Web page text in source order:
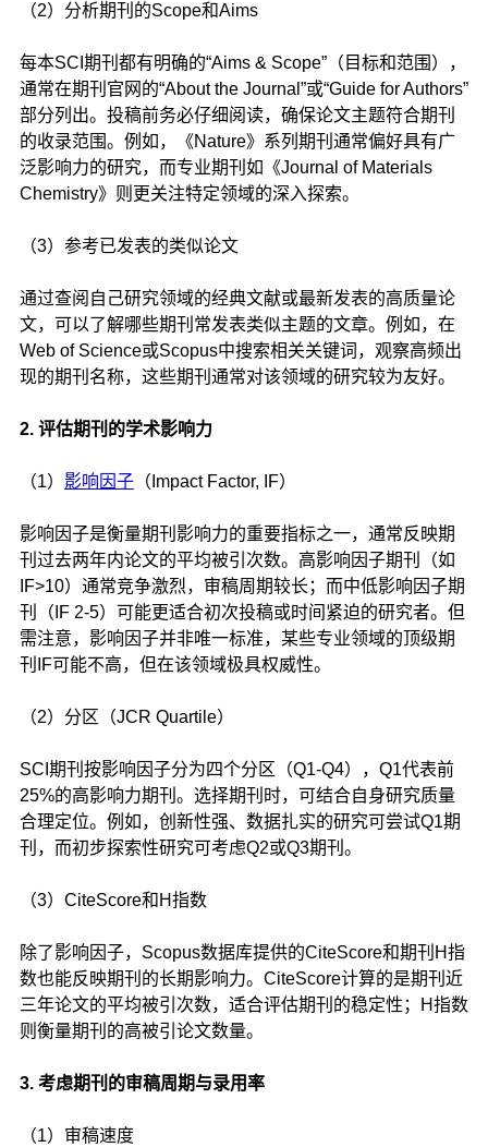
（2）分析期刊的Scope和Aims
每本SCI期刊都有明确的“Aims & Scope”（目标和范围），
通常在期刊官网的“About the Journal”或“Guide for Authors”
部分列出。投稿前务必仔细阅读，确保论文主题符合期刊
的收录范围。例如，《Nature》系列期刊通常偏好具有广
泛影响力的研究，而专业期刊如《Journal of Materials
Chemistry》则更关注特定领域的深入探索。
（3）参考已发表的类似论文
通过查阅自己研究领域的经典文献或最新发表的高质量论
文，可以了解哪些期刊常发表类似主题的文章。例如，在
Web of Science或Scopus中搜索相关关键词，观察高频出
现的期刊名称，这些期刊通常对该领域的研究较为友好。
2. 评估期刊的学术影响力
（1） 影响因子（Impact Factor, IF）
影响因子是衡量期刊影响力的重要指标之一，通常反映期
刊过去两年内论文的平均被引次数。高影响因子期刊（如
IF>10）通常竞争激烈，审稿周期较长；而中低影响因子期
刊（IF 2-5）可能更适合初次投稿或时间紧迫的研究者。但
需注意，影响因子并非唯一标准，某些专业领域的顶级期
刊IF可能不高，但在该领域极具权威性。
（2）分区（JCR Quartile）
SCI期刊按影响因子分为四个分区（Q1-Q4），Q1代表前
25%的高影响力期刊。选择期刊时，可结合自身研究质量
合理定位。例如，创新性强、数据扎实的研究可尝试Q1期
刊，而初步探索性研究可考虑Q2或Q3期刊。
（3）CiteScore和H指数
除了影响因子，Scopus数据库提供的CiteScore和期刊H指
数也能反映期刊的长期影响力。CiteScore计算的是期刊近
三年论文的平均被引次数，适合评估期刊的稳定性；H指数
则衡量期刊的高被引论文数量。
3. 考虑期刊的审稿周期与录用率
（1）审稿速度